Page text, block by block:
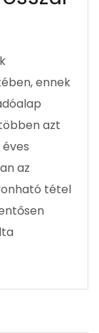
ennek
azt
az
tétel